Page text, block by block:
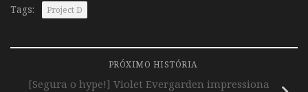
Tags: Project D
PRÓXIMO HISTÓRIA
[Segura o hype!] Violet Evergarden impressiona